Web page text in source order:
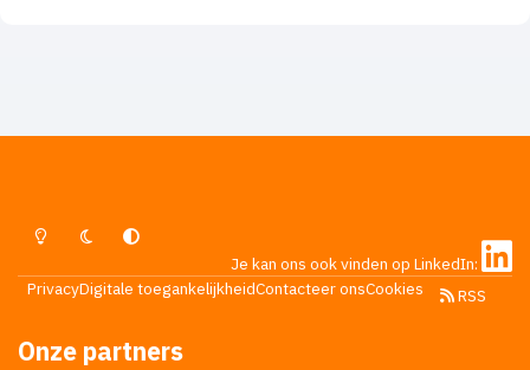
Lichte ModusDonkere ModusSysteemvoorkeur
Je kan ons ook vinden op LinkedIn:
PrivacyDigitale toegankelijkheidContacteer onsCookies RSS
Onze partners